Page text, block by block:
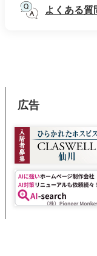
よくある質
広告